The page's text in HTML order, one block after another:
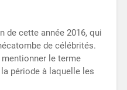
de cette année 2016, qui
de célébrités.
mentionner le terme
période à laquelle les